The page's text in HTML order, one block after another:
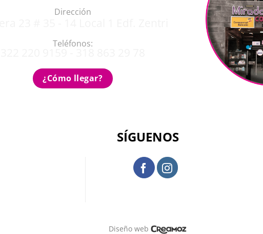
Dirección
Teléfonos:
¿Cómo llegar?
SÍGUENOS
Diseño web